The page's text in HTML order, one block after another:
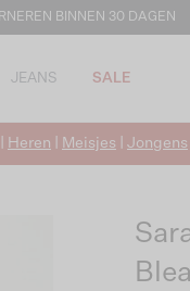
BINNEN 30 DAGEN
JEANS SALE
Heren Meisjes Jongens